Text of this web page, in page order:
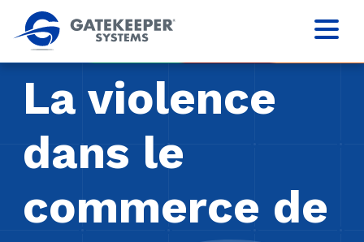
La violence
dans le
commerce de